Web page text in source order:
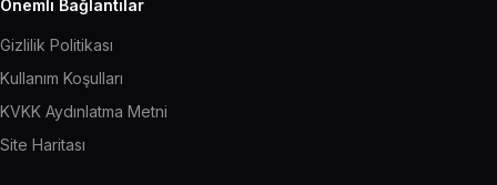
Önemli Bağlantılar
Gizlilik Politikası
Kullanım Koşulları
KVKK Aydınlatma Metni
Site Haritası